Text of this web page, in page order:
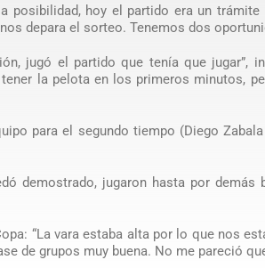
posibilidad, hoy el partido era un
depara el sorteo. Tenemos dos
jugó el partido que tenía que jugar”,
la pelota en los primeros minutos,
para el segundo tiempo (Diego
demostrado, jugaron hasta por demás
“La vara estaba alta por lo que nos
de grupos muy buena. No me pareció